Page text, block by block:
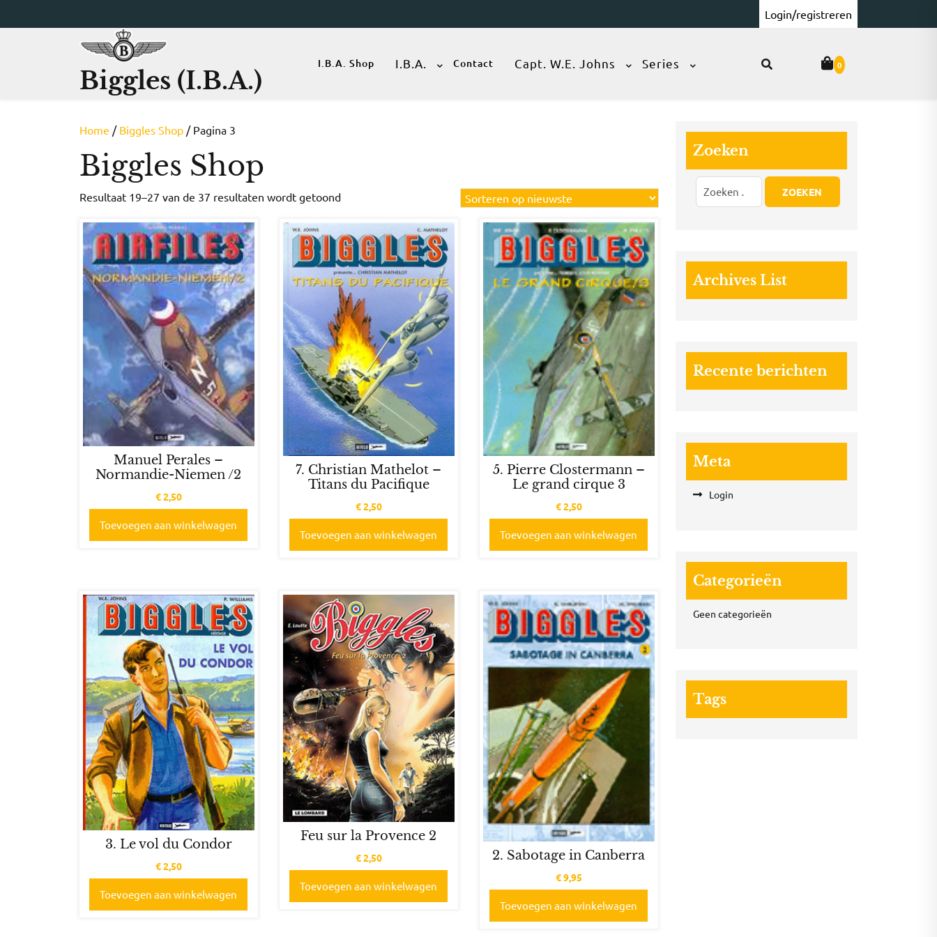
naar
Login/registreren
Biggles (I.B.A.)
I.B.A. Shop I.B.A. Contact Capt. W.E. Johns Series 0
Home / Biggles Shop / Pagina 3
Biggles Shop
Resultaat 19–27 van de 37 resultaten wordt getoondGesorteerd
Manuel Perales –
Normandie-Niemen /2
€2,50
Toevoegen aan winkelwagen
7. Christian Mathelot –
Titans du Pacifique
€2,50
Toevoegen aan winkelwagen
5. Pierre Clostermann –
Le grand cirque 3
€2,50
Toevoegen aan winkelwagen
3. Le vol du Condor
€2,50
Toevoegen aan winkelwagen
Feu sur la Provence 2
€2,50
Toevoegen aan winkelwagen
2. Sabotage in Canberra
€9,95
Toevoegen aan winkelwagen
Zoeken
Archives List
Recente berichten
Meta
Login
Categorieën
Geen categorieën
Tags